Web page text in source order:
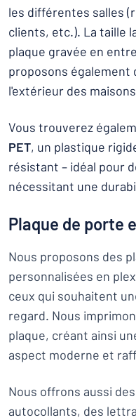
les différentes salles
clients, etc.). La taille
plaque gravée en
proposons également
l'extérieur des
Vous trouverez
PET, un plastique
résistant – idéal pour
nécessitant une
Plaque de porte
Nous proposons des
personnalisées en
ceux qui souhaitent
regard. Nous
plaque, créant ainsi
aspect moderne et
Nous offrons aussi
autocollants, des